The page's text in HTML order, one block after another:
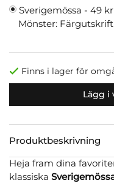
Sverigemössa - 49 kr
Mönster: Färgutskrift
Finns i lager för
Lägg i
Produktbeskrivning
Heja fram dina
klassiska